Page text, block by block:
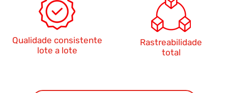
Qualidade consistente
lote a lote
Rastreabilidade
total